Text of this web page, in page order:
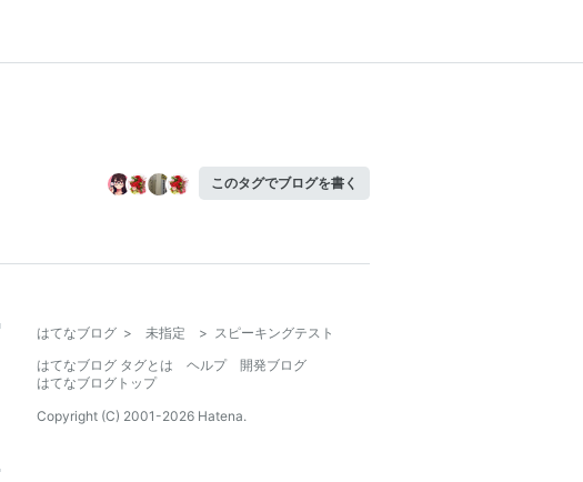
このタグでブログを書く
はてなブログ > 未指定 > スピーキングテスト
はてなブログ タグとは
ヘルプ
開発ブログ
はてなブログトップ
Copyright (C) 2001-2026 Hatena.